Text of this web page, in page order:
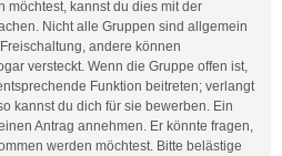
möchtest, kannst du dies mit der
Nicht alle Gruppen sind allgemein
andere können
versteckt. Wenn die Gruppe offen ist,
Funktion beitreten; verlangt
kannst du dich für sie bewerben. Ein
Antrag annehmen. Er könnte fragen,
werden möchtest. Bitte belästige